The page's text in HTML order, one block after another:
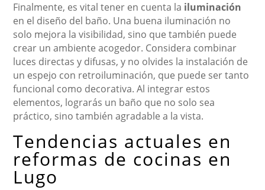
Finalmente, es vital tener en cuenta la iluminación
en el diseño del baño. Una buena iluminación no
solo mejora la visibilidad, sino que también puede
crear un ambiente acogedor. Considera combinar
luces directas y difusas, y no olvides la instalación de
un espejo con retroiluminación, que puede ser tanto
funcional como decorativa. Al integrar estos
elementos, lograrás un baño que no solo sea
práctico, sino también agradable a la vista.
Tendencias actuales en
reformas de cocinas en
Lugo